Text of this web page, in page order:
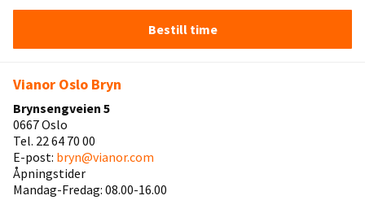
Bestill time
Vianor Oslo Bryn
Brynsengveien 5
0667 Oslo
Tel. 22 64 70 00
E-post: bryn@vianor.com
Åpningstider
Mandag-Fredag: 08.00-16.00